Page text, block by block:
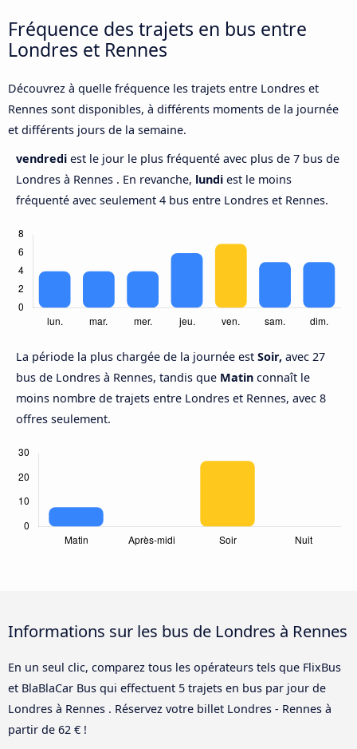
Fréquence des trajets en bus entre
Londres et Rennes
Découvrez à quelle fréquence les trajets entre Londres et
Rennes sont disponibles, à différents moments de la journée
et différents jours de la semaine.
vendredi est le jour le plus fréquenté avec plus de 7 bus de
Londres à Rennes . En revanche, lundi est le moins
fréquenté avec seulement 4 bus entre Londres et Rennes.
La période la plus chargée de la journée est Soir, avec 27
bus de Londres à Rennes, tandis que Matin connaît le
moins nombre de trajets entre Londres et Rennes, avec 8
offres seulement.
Informations sur les bus de Londres à Rennes
En un seul clic, comparez tous les opérateurs tels que FlixBus
et BlaBlaCar Bus qui effectuent 5 trajets en bus par jour de
Londres à Rennes . Réservez votre billet Londres - Rennes à
partir de 62 € !